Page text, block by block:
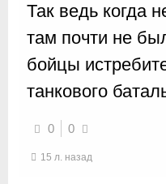
Так ведь когда
там почти не
бойцы
танкового
0 0
15 л. назад